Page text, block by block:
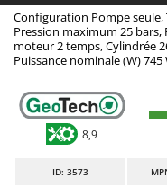
Aspirateurs -
Aspirateurs à
Aspirateurs à
Aspirateurs de
Aspirateurs
Atomiseurs
Atomiseurs pour
Aima
Airmec
AL-KO
ALA 2000
Alce
Alpina
Ama
Configuration Pompe
Pression maximum 25
moteur 2 temps, Cylindrée
Puissance nominale (W) 745
8,9
ID: 3573